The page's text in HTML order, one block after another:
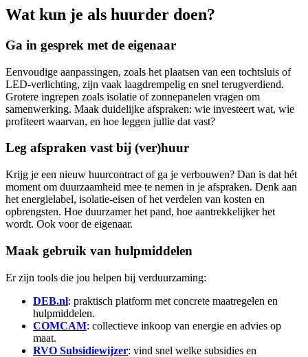
Wat kun je als huurder doen?
Ga in gesprek met de eigenaar
Eenvoudige aanpassingen, zoals het plaatsen van een tochtsluis of
LED-verlichting, zijn vaak laagdrempelig en snel terugverdiend.
Grotere ingrepen zoals isolatie of zonnepanelen vragen om
samenwerking. Maak duidelijke afspraken: wie investeert wat, wie
profiteert waarvan, en hoe leggen jullie dat vast?
Leg afspraken vast bij (ver)huur
Krijg je een nieuw huurcontract of ga je verbouwen? Dan is dat hét
moment om duurzaamheid mee te nemen in je afspraken. Denk aan
het energielabel, isolatie-eisen of het verdelen van kosten en
opbrengsten. Hoe duurzamer het pand, hoe aantrekkelijker het
wordt. Ook voor de eigenaar.
Maak gebruik van hulpmiddelen
Er zijn tools die jou helpen bij verduurzaming:
DEB.nl: praktisch platform met concrete maatregelen en
hulpmiddelen.
COMCAM: collectieve inkoop van energie en advies op
maat.
RVO Subsidiewijzer: vind snel welke subsidies en